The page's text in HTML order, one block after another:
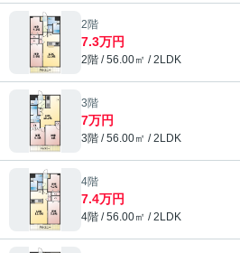
2階
7.3万円
2階 / 56.00㎡ / 2LDK
3階
7万円
3階 / 56.00㎡ / 2LDK
4階
7.4万円
4階 / 56.00㎡ / 2LDK